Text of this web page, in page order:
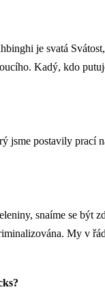
je svatá
Kadý, kdo
postavily prací
snaíme se být
My v